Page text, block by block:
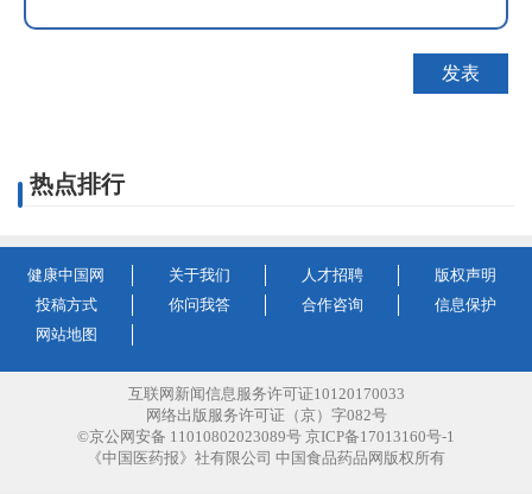
热点排行
健康中国网 关于我们 人才招聘
版权声明
投稿方式
你问我答 合作咨询
信息保护
网站地图
互联网新闻信息服务许可证10120170033
网络出版服务许可证（京）字082号
©京公网安备 11010802023089号 京ICP备17013160号-1
《中国医药报》社有限公司 中国食品药品网版权所有